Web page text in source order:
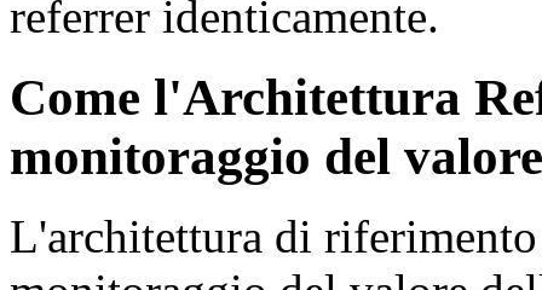
referrer identicamente.
Come l'Architettura
monitoraggio del
L'architettura di